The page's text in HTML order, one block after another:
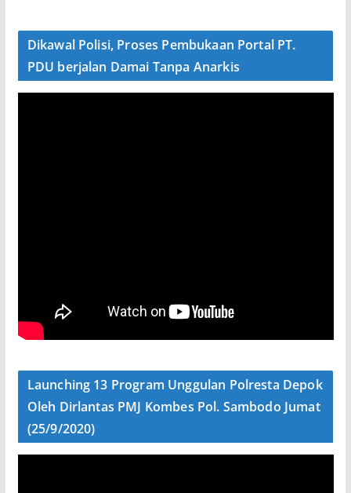
Dikawal Polisi, Proses Pembukaan Portal PT.
PDU berjalan Damai Tanpa Anarkis
Launching 13 Program Unggulan Polresta Depok
Oleh Dirlantas PMJ Kombes Pol. Sambodo Jumat
(25/9/2020)